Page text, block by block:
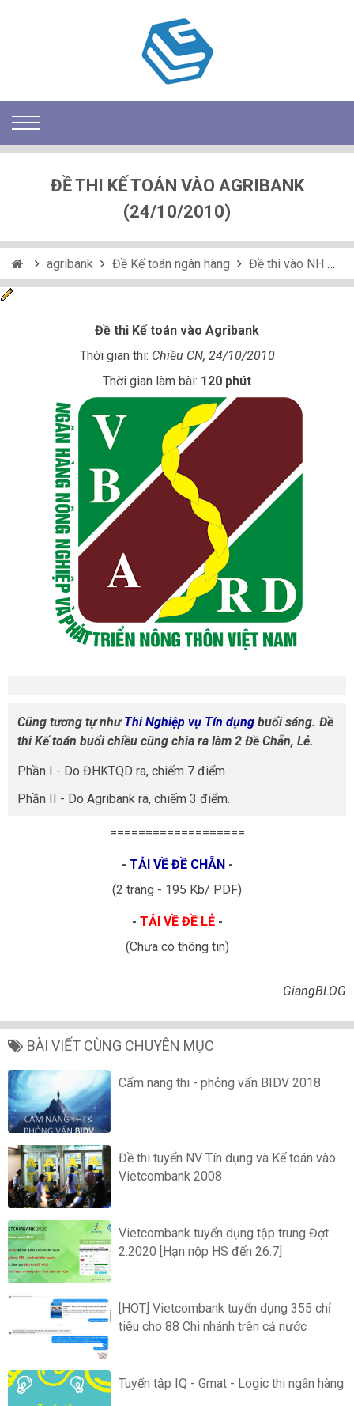
ĐỀ THI KẾ TOÁN VÀO AGRIBANK
(24/10/2010)
agribank Đề Kế toán ngân hàng Đề thi vào NH
Đề thi Kế toán vào Agribank
Thời gian thi: Chiều CN, 24/10/2010
Thời gian làm bài: 120 phút
Cũng tương tự nhưThi Nghiệp vụ Tín dụng buổi sáng. Đề
thi Kế toán buổi chiều cũng chia ra làm 2 Đề Chẵn, Lẻ.
Phần I - Do ĐHKTQD ra, chiếm 7 điểm
Phần II - Do Agribank ra, chiếm 3 điểm.
===================
- TẢI VỀ ĐỀ CHẴN-
(2 trang - 195 Kb/ PDF)
- TẢI VỀ ĐỀ LẺ-
(Chưa có thông tin)
GiangBLOG
BÀI VIẾT CÙNG CHUYÊN MỤC
Cẩm nang thi - phỏng vấn BIDV 2018
Đề thi tuyển NV Tín dụng và Kế toán vào
Vietcombank 2008
Vietcombank tuyển dụng tập trung Đợt
2.2020 [Hạn nộp HS đến 26.7]
[HOT] Vietcombank tuyển dụng 355 chỉ
tiêu cho 88 Chi nhánh trên cả nước
Tuyển tập IQ - Gmat - Logic thi ngân hàng